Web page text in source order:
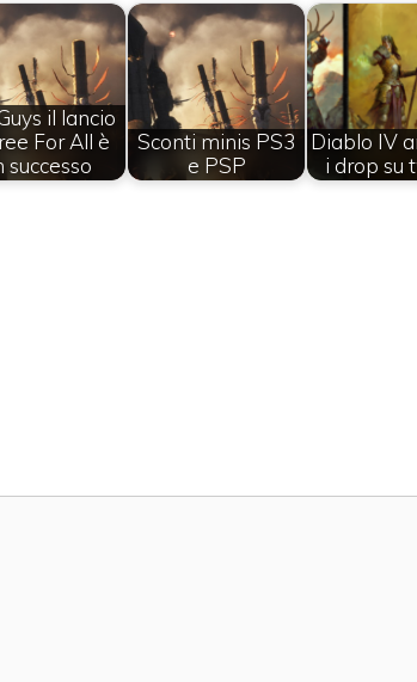
il lancio
For All è
successo
Sconti minis PS3
e PSP
Diablo IV
i drop su